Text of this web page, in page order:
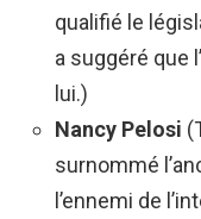
qualifié le
a suggéré que
lui.)
Nancy Pelosi
surnommé
l’ennemi de